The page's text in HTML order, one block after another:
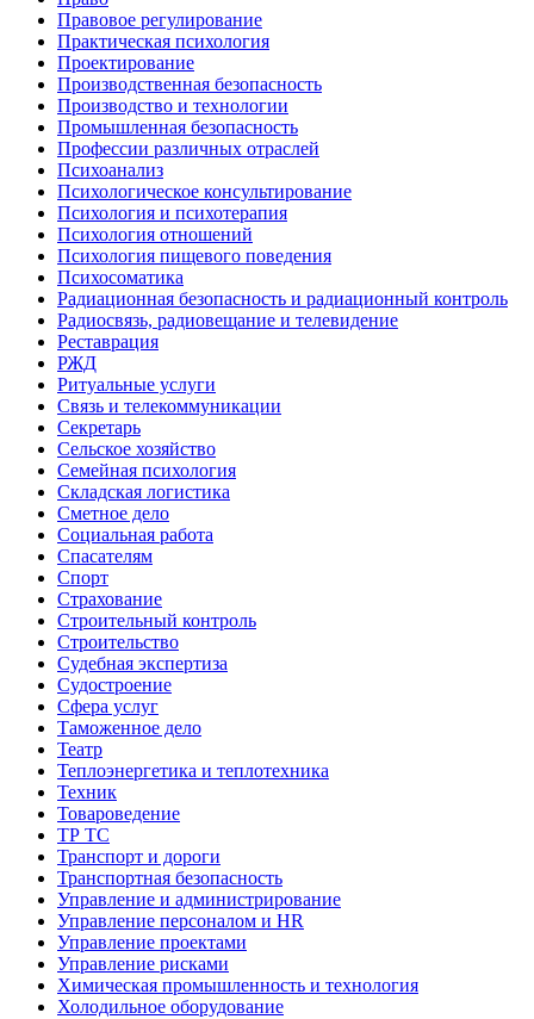
Правовое регулирование
Практическая психология
Проектирование
Производственная безопасность
Производство и технологии
Промышленная безопасность
Профессии различных отраслей
Психоанализ
Психологическое консультирование
Психология и психотерапия
Психология отношений
Психология пищевого поведения
Психосоматика
Радиационная безопасность и радиационный контроль
Радиосвязь, радиовещание и телевидение
Реставрация
РЖД
Ритуальные услуги
Связь и телекоммуникации
Секретарь
Сельское хозяйство
Семейная психология
Складская логистика
Сметное дело
Социальная работа
Спасателям
Спорт
Страхование
Строительный контроль
Строительство
Судебная экспертиза
Судостроение
Сфера услуг
Таможенное дело
Театр
Теплоэнергетика и теплотехника
Техник
Товароведение
ТР ТС
Транспорт и дороги
Транспортная безопасность
Управление и администрирование
Управление персоналом и HR
Управление проектами
Управление рисками
Химическая промышленность и технология
Холодильное оборудование